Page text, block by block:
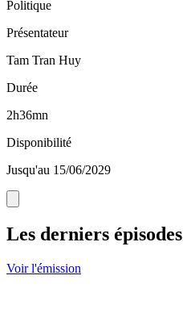
Politique
Présentateur
Tam Tran Huy
Durée
2h36mn
Disponibilité
Jusqu'au 15/06/2029
Les derniers épisodes
Voir l'émission